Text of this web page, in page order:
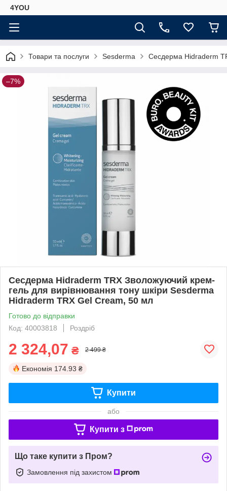
4YOU
Товари та послуги Sesderma Сесдерма Hidraderm
–7%
Сесдерма Hidraderm TRX Зволожуючий крем-
гель для вирівнювання тону шкіри Sesderma
Hidraderm TRX Gel Cream, 50 мл
Готово до відправки
Код: 40003818
Роздріб
2 324,07 ₴ 2 499 ₴
Економія 174.93 ₴
Купити
або
Купити з
Що таке купити з Пром?
Замовлення під захистом